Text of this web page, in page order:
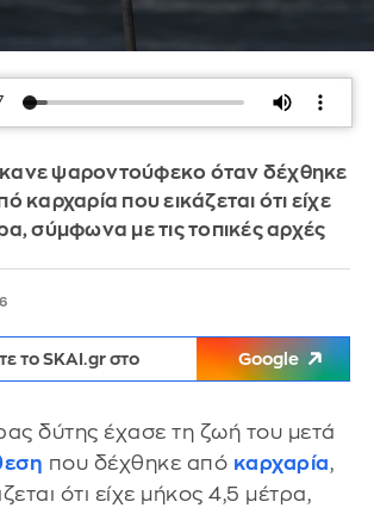
ψαροντούφεκο όταν δέχθηκε
καρχαρία που εικάζεται ότι είχε
σύμφωνα με τις τοπικές αρχές
το SKAI.gr στο Google
δύτης έχασε τη ζωή του μετά
που δέχθηκε από καρχαρία,
ότι είχε μήκος 4,5 μέτρα,